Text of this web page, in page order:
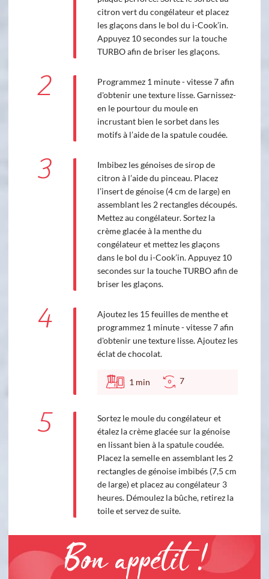
citron vert du congélateur et placez
les glaçons dans le bol du i-Cook’in.
Appuyez 10 secondes sur la touche
TURBO afin de briser les glaçons.
2
Programmez 1 minute - vitesse 7 afin
d'obtenir une texture lisse. Garnissez-
en le pourtour du moule en
incrustant bien le sorbet dans les
motifs à l’aide de la spatule coudée.
3
Imbibez les génoises de sirop de
citron à l’aide du pinceau. Placez
l’insert de génoise (4 cm de large) en
assemblant les 2 rectangles découpés.
Mettez au congélateur. Sortez la
crème glacée à la menthe du
congélateur et mettez les glaçons
dans le bol du i-Cook’in. Appuyez 10
secondes sur la touche TURBO afin de
briser les glaçons.
4
Ajoutez les 15 feuilles de menthe et
programmez 1 minute - vitesse 7 afin
d'obtenir une texture lisse. Ajoutez les
éclat de chocolat.
1 min 7
5
Sortez le moule du congélateur et
étalez la crème glacée sur la génoise
en lissant bien à la spatule coudée.
Placez la semelle en assemblant les 2
rectangles de génoise imbibés (7,5 cm
de large) et placez au congélateur 3
heures. Démoulez la bûche, retirez la
toile et servez de suite.
Bon appétit !